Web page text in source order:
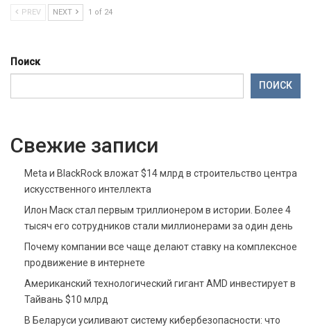
PREV NEXT 1 of 24
Поиск
ПОИСК
Свежие записи
Meta и BlackRock вложат $14 млрд в строительство центра
искусственного интеллекта
Илон Маск стал первым триллионером в истории. Более 4
тысяч его сотрудников стали миллионерами за один день
Почему компании все чаще делают ставку на комплексное
продвижение в интернете
Американский технологический гигант AMD инвестирует в
Тайвань $10 млрд
В Беларуси усиливают систему кибербезопасности: что